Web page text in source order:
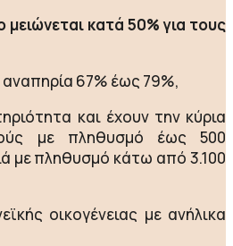
μειώνεται κατά 50% για τους
67% έως 79%,
και έχουν την κύρια
με πληθυσμό έως 500
με πληθυσμό κάτω από 3.100
οικογένειας με ανήλικα